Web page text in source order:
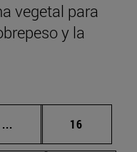
vegetal para
y la
... Páginas intermedias
Página
16